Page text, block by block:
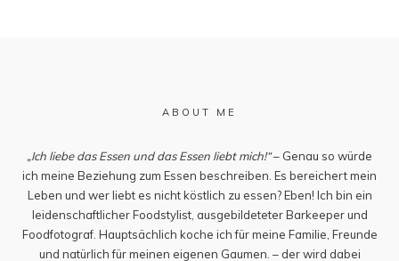
ABOUT ME
„Ich liebe das Essen und das Essen liebt mich!“– Genau so würde
ich meine Beziehung zum Essen beschreiben. Es bereichert mein
Leben und wer liebt es nicht köstlich zu essen? Eben! Ich bin ein
leidenschaftlicher Foodstylist, ausgebildeteter Barkeeper und
Foodfotograf. Hauptsächlich koche ich für meine Familie, Freunde
und natürlich für meinen eigenen Gaumen. – der wird dabei